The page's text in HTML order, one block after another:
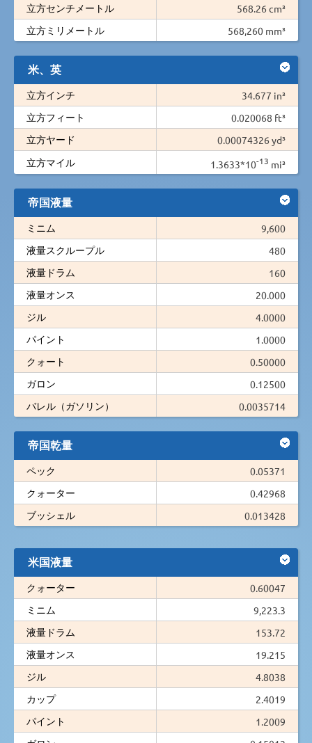
立方センチメートル
568.26 cm³
立方ミリメートル
568,260 mm³
米、英
立方インチ
34.677 in³
立方フィート
0.020068 ft³
立方ヤード
0.00074326 yd³
立方マイル
1.3633*10-13 mi³
帝国液量
ミニム
9,600
液量スクループル
480
液量ドラム
160
液量オンス
20.000
ジル
4.0000
パイント
1.0000
クォート
0.50000
ガロン
0.12500
バレル（ガソリン）
0.0035714
帝国乾量
ペック
0.05371
クォーター
0.42968
ブッシェル
0.013428
米国液量
クォーター
0.60047
ミニム
9,223.3
液量ドラム
153.72
液量オンス
19.215
ジル
4.8038
カップ
2.4019
パイント
1.2009